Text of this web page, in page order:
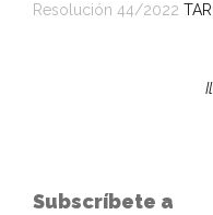
Resolución 44/2022
Subscríbete a